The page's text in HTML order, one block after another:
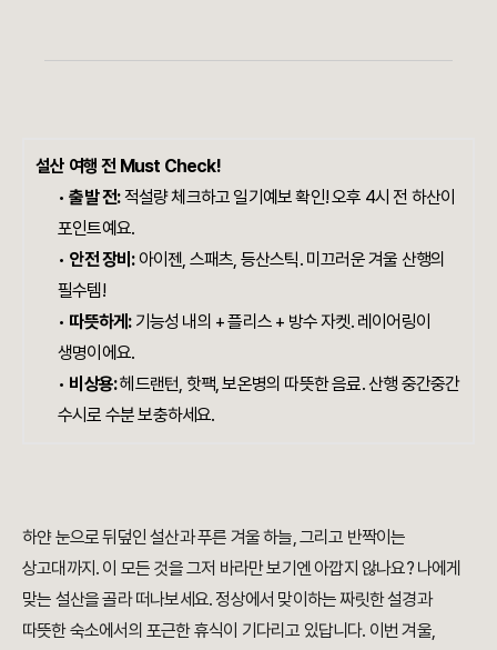
설산 여행 전 Must Check!
•출발 전:적설량 체크하고 일기예보 확인! 오후 4시 전 하산이
포인트예요.
• 안전 장비:아이젠, 스패츠, 등산스틱. 미끄러운 겨울 산행의
필수템!
• 따뜻하게:기능성 내의 + 플리스 + 방수 자켓. 레이어링이
생명이에요.
• 비상용:헤드랜턴, 핫팩, 보온병의 따뜻한 음료. 산행 중간중간
수시로 수분 보충하세요.
하얀 눈으로 뒤덮인 설산과 푸른 겨울 하늘, 그리고 반짝이는
상고대까지. 이 모든 것을 그저 바라만 보기엔 아깝지 않나요? 나에게
맞는 설산을 골라 떠나보세요. 정상에서 맞이하는 짜릿한 설경과
따뜻한 숙소에서의 포근한 휴식이 기다리고 있답니다. 이번 겨울,